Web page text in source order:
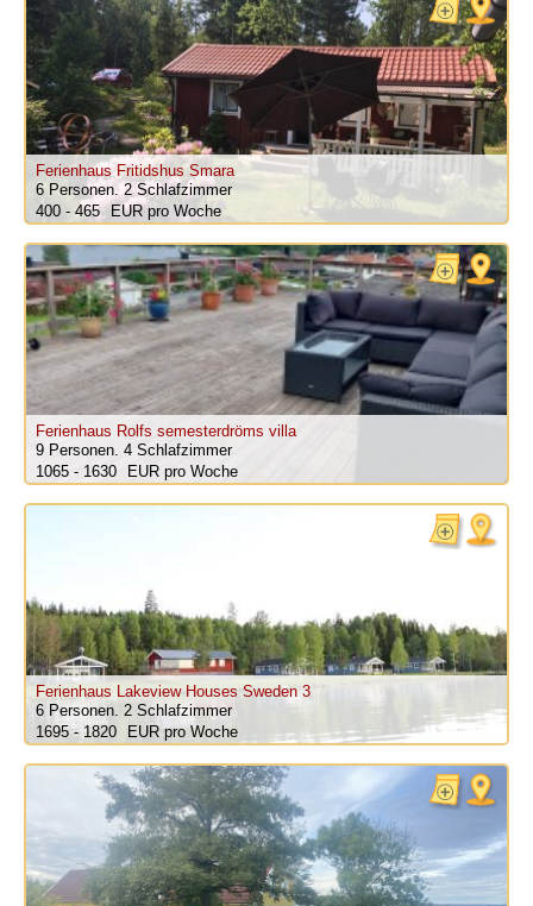
Ferienhaus Fritidshus Smara
6 Personen. 2 Schlafzimmer
400 - 465
pro Woche
Ferienhaus Rolfs semesterdröms villa
9 Personen. 4 Schlafzimmer
1065 - 1630
pro Woche
Ferienhaus Lakeview Houses Sweden 3
6 Personen. 2 Schlafzimmer
1695 - 1820
pro Woche